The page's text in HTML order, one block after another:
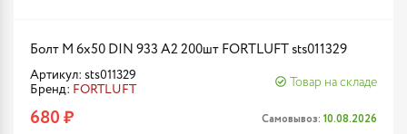
Болт М 6х50 DIN 933 A2 200шт FORTLUFT sts011329
Артикул: sts011329
Бренд: FORTLUFT
Товар на складе
680 ₽ Самовывоз: 10.08.2026